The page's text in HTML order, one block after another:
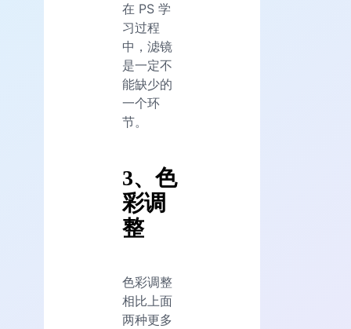
在 PS 学
习过程
中，滤镜
是一定不
能缺少的
一个环
节。
3、色
彩调
整
色彩调整
相比上面
两种更多